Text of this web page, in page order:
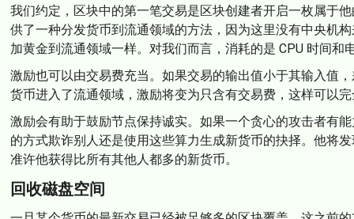
我们约定，区块中的第一笔交易是区块创建者开启一枚属于
供了一种分发货币到流通领域的方法，因为这里没有中央机
加黄金到流通领域一样。对我们而言，消耗的是 CPU 时间和
激励也可以由交易费充当。如果交易的输出值小于其输入值
货币进入了流通领域，激励将变为只含有交易费，这样可以
激励会有助于鼓励节点保持诚实。如果一个贪心的攻击者有
的方式欺诈别人还是使用这些算力生成新货币的抉择。他将
准许他获得比所有其他人都多的新货币。
回收磁盘空间